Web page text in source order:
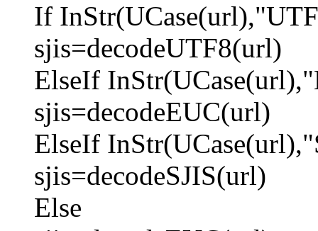
If
sjis=decodeUTF8(url)
ElseIf
sjis=decodeEUC(url)
ElseIf
sjis=decodeSJIS(url)
Else